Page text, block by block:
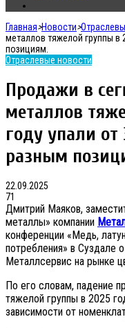
Главная>Новости>
металлов тяжелой группы в
позициям.
Отраслевые новости
Продажи в
металлов
году упали
разным
22.09.2025
71
Дмитрий Маяков,
металлы» компании
конференции «Медь,
потребления» в Суздале
Металлсервис на рынке
По его словам, падение
тяжелой группы в 2025
зависимости от